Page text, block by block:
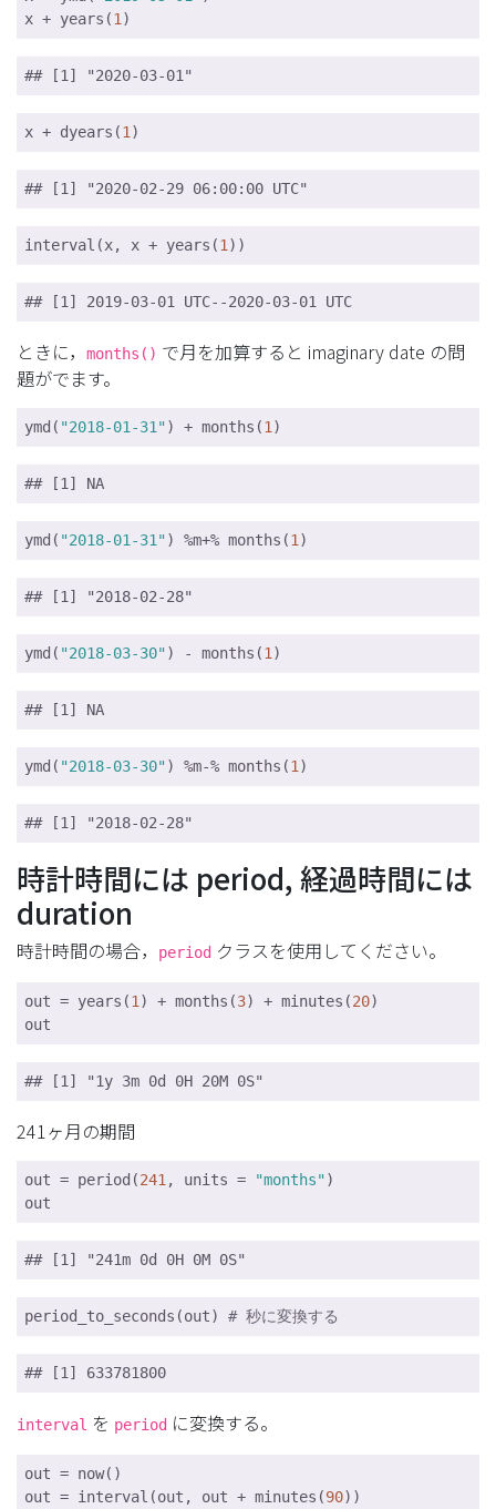
x + years(1 )
## [1] "2020-03-01"
x + dyears(1 )
## [1] "2020-02-29 06:00:00 UTC"
interval(x, x + years(1 ))
## [1] 2019-03-01 UTC--2020-03-01 UTC
ときに， months() で月を加算すると imaginary date の問
題がでます。
ymd( "2018-01-31") + months(1 )
## [1] NA
ymd( "2018-01-31") %m+% months(1 )
## [1] "2018-02-28"
ymd( "2018-03-30") - months(1 )
## [1] NA
ymd( "2018-03-30") %m-% months(1 )
## [1] "2018-02-28"
時計時間には period, 経過時間には
duration
時計時間の場合， period クラスを使用してください。
out = years(1 ) + months(3) + minutes(20)
out
## [1] "1y 3m 0d 0H 20M 0S"
241ヶ月の期間
out = period(241 , units = "months")
out
## [1] "241m 0d 0H 0M 0S"
period_to_seconds(out) # 秒に変換する
## [1] 633781800
interval を period に変換する。
out = now()
out = interval(out, out + minutes(90))